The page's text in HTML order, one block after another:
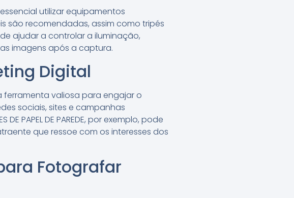
utilizar equipamentos
são recomendadas, assim como tripés
ajudar a controlar a iluminação,
imagens após a captura.
Digital
ferramenta valiosa para engajar o
sociais, sites e campanhas
PAPEL DE PAREDE, por exemplo, pode
que ressoe com os interesses dos
Fotografar